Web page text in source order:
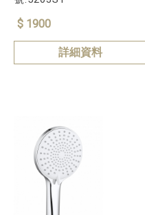
$ 1900
詳細資料